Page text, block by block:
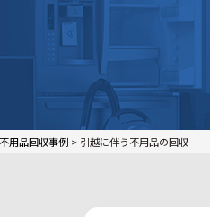
不用品回収事例 > 引越に伴う不用品の回収